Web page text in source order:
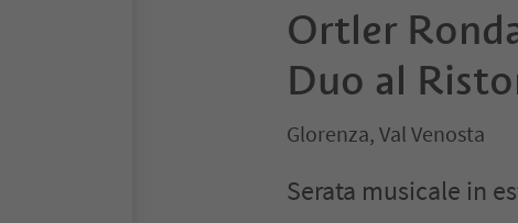
Ortler
Duo al
Glorenza, Val Venosta
Serata musicale in